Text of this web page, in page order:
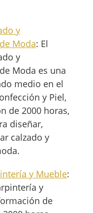
y
Moda: El
y
Moda es una
medio en el
y Piel,
de 2000 horas,
diseñar,
calzado y
y Mueble:
y
de